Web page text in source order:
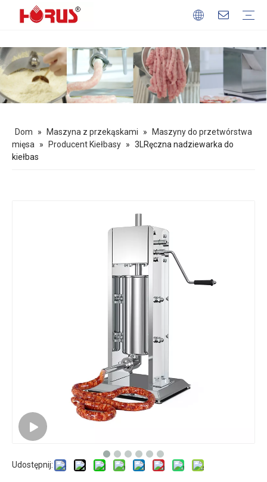
Dom » Maszyna z przekąskami »
Maszyny do przetwórstwa
mięsa
» Producent Kiełbasy » 3LRęczna nadziewarka do
kiełbas
Udostępnij: